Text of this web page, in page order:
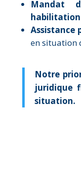
Mandat
Assistance
en situation
Notre
juridique
situation.